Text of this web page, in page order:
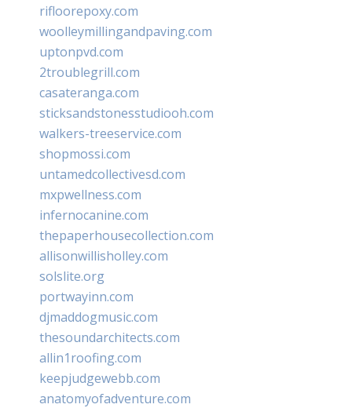
rifloorepoxy.com
woolleymillingandpaving.com
uptonpvd.com
2troublegrill.com
casateranga.com
sticksandstonesstudiooh.com
walkers-treeservice.com
shopmossi.com
untamedcollectivesd.com
mxpwellness.com
infernocanine.com
thepaperhousecollection.com
allisonwillisholley.com
solslite.org
portwayinn.com
djmaddogmusic.com
thesoundarchitects.com
allin1roofing.com
keepjudgewebb.com
anatomyofadventure.com